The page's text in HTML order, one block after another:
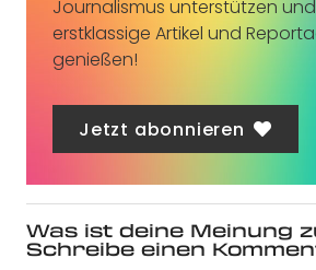
Journalismus unterstützen
erstklassige Artikel und
genießen!
Jetzt abonnieren
Was ist deine Meinung
Schreibe einen